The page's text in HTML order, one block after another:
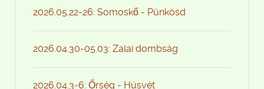
2026.05.22-26: Somoskő - Pünkösd
2026.04.30-05.03: Zalai dombság
2026.04.3-6: Őrség - Húsvét